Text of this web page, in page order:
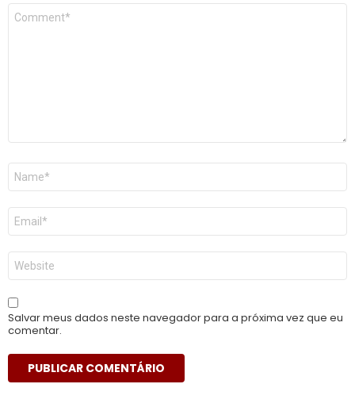
Comentário
Nome
E-
mail
*
Site
Salvar meus dados neste navegador para a próxima vez que eu
comentar.